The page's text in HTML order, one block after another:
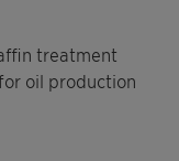
treatment
oil production